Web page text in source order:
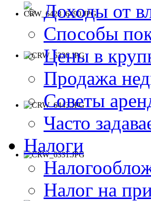
Доходы от
Способы
Цены в
Продажа
Советы
Часто
Налоги
Налог на